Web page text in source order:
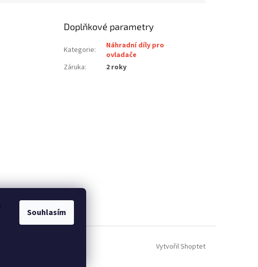
Souhlasím
Doplňkové parametry
Kategorie:
Náhradní díly pro
ovladače
Záruka: 2 roky
Vytvořil Shoptet